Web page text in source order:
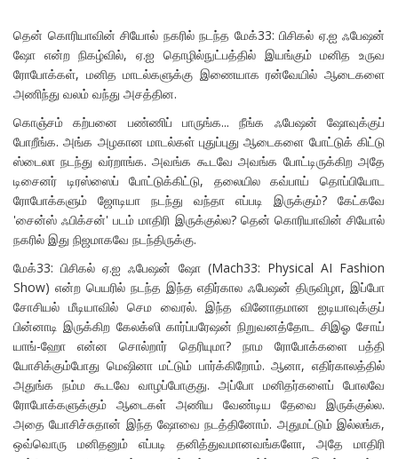
தென் கொரியாவின் சியோல் நகரில் நடந்த மேக்33: பிசிகல் ஏ.ஐ ஃபேஷன்
ஷோ என்ற நிகழ்வில், ஏ.ஐ தொழில்நுட்பத்தில் இயங்கும் மனித உருவ
ரோபோக்கள், மனித மாடல்களுக்கு இணையாக ரன்வேயில் ஆடைகளை
அணிந்து வலம் வந்து அசத்தின.
கொஞ்சம் கற்பனை பண்ணிப் பாருங்க... நீங்க ஃபேஷன் ஷோவுக்குப்
போறீங்க. அங்க அழகான மாடல்கள் புதுப்புது ஆடைகளை போட்டுக் கிட்டு
ஸ்டைலா நடந்து வர்றாங்க. அவங்க கூடவே அவங்க போட்டிருக்கிற அதே
டிசைனர் டிரஸ்ஸைப் போட்டுக்கிட்டு, தலையில கவ்பாய் தொப்பியோட
ரோபோக்களும் ஜோடியா நடந்து வந்தா எப்படி இருக்கும்? கேட்கவே
'சைன்ஸ் ஃபிக்சன்' படம் மாதிரி இருக்குல்ல? தென் கொரியாவின் சியோல்
நகரில் இது நிஜமாகவே நடந்திருக்கு.
மேக்33: பிசிகல் ஏ.ஐ ஃபேஷன் ஷோ (Mach33: Physical AI Fashion
Show) என்ற பெயரில் நடந்த இந்த எதிர்கால ஃபேஷன் திருவிழா, இப்போ
சோசியல் மீடியாவில் செம வைரல். இந்த வினோதமான ஐடியாவுக்குப்
பின்னாடி இருக்கிற கேலக்ஸி கார்ப்பரேஷன் நிறுவனத்தோட சிஇஓ சோய்
யாங்-ஹோ என்ன சொல்றார் தெரியுமா? நாம ரோபோக்களை பத்தி
யோசிக்கும்போது மெஷினா மட்டும் பார்க்கிறோம். ஆனா, எதிர்காலத்தில்
அதுங்க நம்ம கூடவே வாழப்போகுது. அப்போ மனிதர்களைப் போலவே
ரோபோக்களுக்கும் ஆடைகள் அணிய வேண்டிய தேவை இருக்குல்ல.
அதை யோசிச்சுதான் இந்த ஷோவை நடத்தினோம். அதுமட்டும் இல்லங்க,
ஒவ்வொரு மனிதனும் எப்படி தனித்துவமானவங்களோ, அதே மாதிரி